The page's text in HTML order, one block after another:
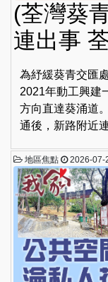
(荃灣葵
連出事
為紓緩葵青交匯
2021年動工興建
方向直達葵涌道
通後，新路附近
地區焦點 2026-07-